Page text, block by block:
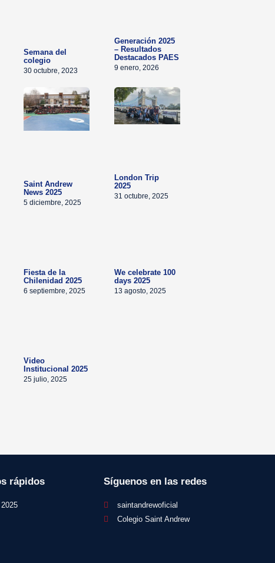
Semana del
colegio
30 octubre, 2023
Generación 2025
– Resultados
Destacados PAES
9 enero, 2026
Saint Andrew
News 2025
5 diciembre, 2025
London Trip
2025
31 octubre, 2025
Fiesta de la
Chilenidad 2025
6 septiembre, 2025
We celebrate 100
days 2025
13 agosto, 2025
Video
Institucional 2025
25 julio, 2025
rápidos Síguenos en las redes
saintandrewoficial
Colegio Saint Andrew